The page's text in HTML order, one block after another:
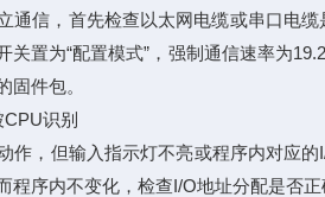
信，首先检查以太网电缆或串口电缆
关置为“配置模式”，强制通信速率为
固件包。
识别
，但输入指示灯不亮或程序内对应的
程序内不变化，检查I/O地址分配是否